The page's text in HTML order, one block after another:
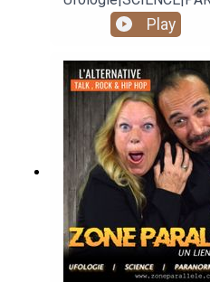
Animé par Carole
https://
https://
https://
https://twitter.com/
https://
Play